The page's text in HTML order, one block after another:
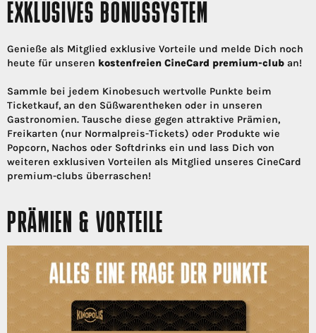
EXKLUSIVES BONUSSYSTEM
Genieße als Mitglied exklusive Vorteile und melde Dich noch
heute für unseren kostenfreien CineCard premium-club an!
Sammle bei jedem Kinobesuch wertvolle Punkte beim
Ticketkauf, an den Süßwarentheken oder in unseren
Gastronomien. Tausche diese gegen attraktive Prämien,
Freikarten (nur Normalpreis-Tickets) oder Produkte wie
Popcorn, Nachos oder Softdrinks ein und lass Dich von
weiteren exklusiven Vorteilen als Mitglied unseres CineCard
premium-clubs überraschen!
PRÄMIEN & VORTEILE